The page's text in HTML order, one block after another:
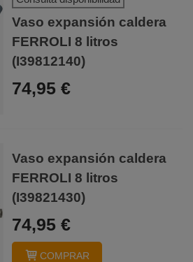
Vaso expansión caldera
FERROLI 8 litros
(I39812140)
74,95 €
Vaso expansión caldera
FERROLI 8 litros
(I39821430)
74,95 €
COMPRAR